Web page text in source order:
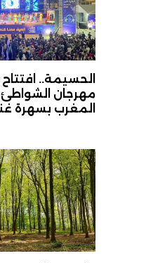
الحسيمة..
مهرجان الشواطئ
المغرب بسهرة